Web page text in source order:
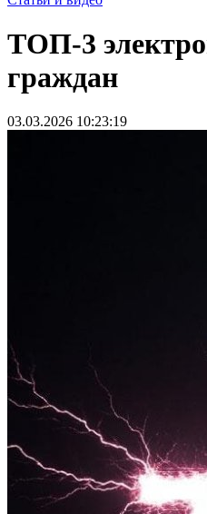
ТОП‑3
граждан
03.03.2026 10:23:19